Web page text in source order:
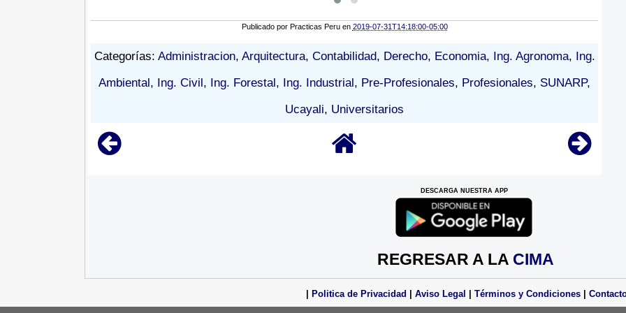
Publicado por Practicas Peru en 2019-07-31T14:18:00-05:00
Categorías: Administracion, Arquitectura, Contabilidad, Derecho, Economia, Ing. Agronoma, Ing.
Ambiental, Ing. Civil, Ing. Forestal, Ing. Industrial, Pre-Profesionales, Profesionales, SUNARP,
Ucayali, Universitarios
DESCARGA NUESTRA APP
REGRESAR A LA CIMA
| Politica de Privacidad | Aviso Legal | Términos y Condiciones |